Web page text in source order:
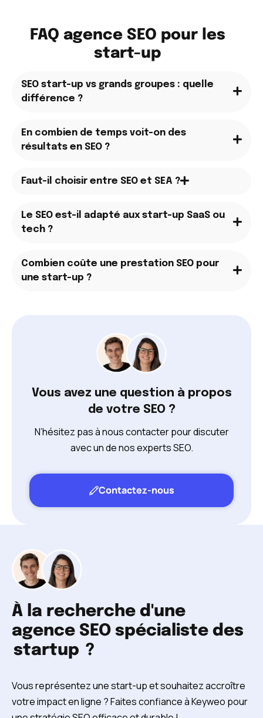
Vous avez une question à propos
de votre SEO ?
N’hésitez pas à nous contacter pour discuter
avec un de nos experts SEO.
Contactez-nous
FAQ agence SEO pour les
start-up
SEO start-up vs grands groupes : quelle
différence ?
En combien de temps voit-on des
résultats en SEO ?
Faut-il choisir entre SEO et SEA ?
Le SEO est-il adapté aux start-up SaaS ou
tech ?
Combien coûte une prestation SEO pour
une start-up ?
À la recherche d'une
agence SEO spécialiste des
startup ?
Vous représentez une start-up et souhaitez accroître
votre impact en ligne ? Faites confiance à Keyweo pour